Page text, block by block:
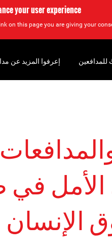
your user experience
on this page you are giving your
الأمل
الإنسان
إعرفوا المزيد عن للمدافعين